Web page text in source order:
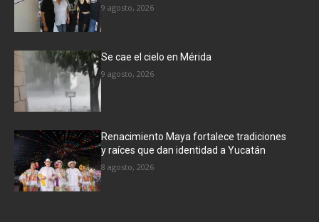
9 agosto, 2026
Se cae el cielo en Mérida
9 agosto, 2026
Renacimiento Maya fortalece tradiciones
y raíces que dan identidad a Yucatán
8 agosto, 2026